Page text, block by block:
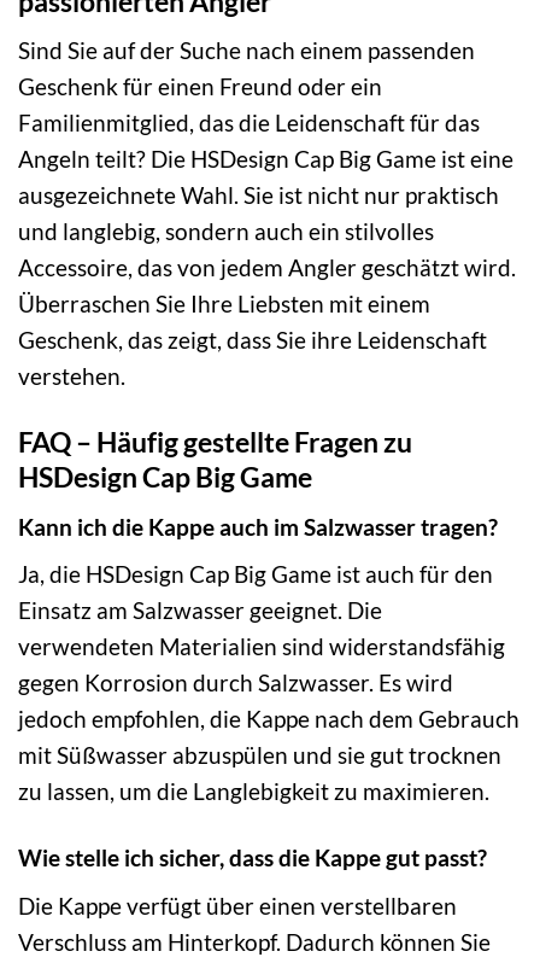
Sind Sie auf der Suche nach einem passenden
Geschenk für einen Freund oder ein
Familienmitglied, das die Leidenschaft für das
Angeln teilt? Die HSDesign Cap Big Game ist eine
ausgezeichnete Wahl. Sie ist nicht nur praktisch
und langlebig, sondern auch ein stilvolles
Accessoire, das von jedem Angler geschätzt wird.
Überraschen Sie Ihre Liebsten mit einem
Geschenk, das zeigt, dass Sie ihre Leidenschaft
verstehen.
FAQ – Häufig gestellte Fragen zu
HSDesign Cap Big Game
Kann ich die Kappe auch im Salzwasser tragen?
Ja, die HSDesign Cap Big Game ist auch für den
Einsatz am Salzwasser geeignet. Die
verwendeten Materialien sind widerstandsfähig
gegen Korrosion durch Salzwasser. Es wird
jedoch empfohlen, die Kappe nach dem Gebrauch
mit Süßwasser abzuspülen und sie gut trocknen
zu lassen, um die Langlebigkeit zu maximieren.
Wie stelle ich sicher, dass die Kappe gut passt?
Die Kappe verfügt über einen verstellbaren
Verschluss am Hinterkopf. Dadurch können Sie